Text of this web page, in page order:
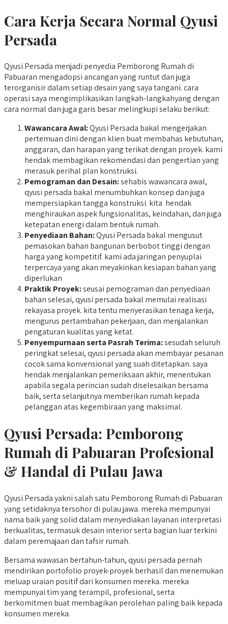
Cara Kerja Secara Normal Qyusi
Persada
Qyusi Persada menjadi penyedia Pemborong Rumah di
Pabuaran mengadopsi ancangan yang runtut dan juga
terorganisir dalam setiap desain yang saya tangani. cara
operasi saya mengimplikasikan langkah-langkahyang dengan
cara normal dan juga garis besar melingkupi selaku berikut:
Wawancara Awal:Qyusi Persada bakal mengerjakan
pertemuan dini dengan klien buat membahas kebutuhan,
anggaran, dan harapan yang terikat dengan proyek. kami
hendak membagikan rekomendasi dan pengertian yang
merasuk perihal plan konstruksi.
Pemograman dan Desain:sehabis wawancara awal,
qyusi persada bakal menumbuhkan konsep dan juga
mempersiapkan tangga konstruksi. kita hendak
menghiraukan aspek fungsionalitas, keindahan, dan juga
ketepatan energi dalam bentuk rumah.
Penyediaan Bahan:Qyusi Persada bakal mengusut
pemasokan bahan bangunan berbobot tinggi dengan
harga yang kompetitif. kami ada jaringan penyuplai
terpercaya yang akan meyakinkan kesiapan bahan yang
diperlukan
Praktik Proyek:seusai pemograman dan penyediaan
bahan selesai, qyusi persada bakal memulai realisasi
rekayasa proyek. kita tentu menyerasikan tenaga kerja,
mengurus pertambahan pekerjaan, dan menjalankan
pengaturan kualitas yang ketat.
Penyempurnaan serta Pasrah Terima:sesudah seluruh
peringkat selesai, qyusi persada akan membayar pesanan
cocok sama konvensional yang suah ditetapkan. saya
hendak menjalankan pemeriksaan akhir, menentukan
apabila segala perincian sudah diselesaikan bersama
baik, serta selanjutnya memberikan rumah kepada
pelanggan atas kegembiraan yang maksimal.
Qyusi Persada: Pemborong
Rumah di Pabuaran Profesional
& Handal di Pulau Jawa
Qyusi Persada yakni salah satu Pemborong Rumah di Pabuaran
yang setidaknya tersohor di pulau jawa. mereka mempunyai
nama baik yang solid dalam menyediakan layanan interpretasi
berkualitas, termasuk desain interior serta bagian luar terkini
dalam peremajaan dan tafsir rumah.
Bersama wawasan bertahun-tahun, qyusi persada pernah
mendirikan portofolio proyek-proyek berhasil dan menemukan
meluap uraian positif dari konsumen mereka. mereka
mempunyai tim yang terampil, profesional, serta
berkomitmen buat membagikan perolehan paling baik kepada
konsumen mereka.